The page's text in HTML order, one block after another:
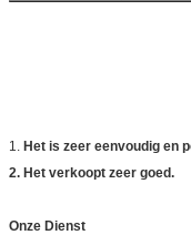
1. Het is zeer eenvoudig en
2. Het verkoopt zeer goed.
Onze Dienst